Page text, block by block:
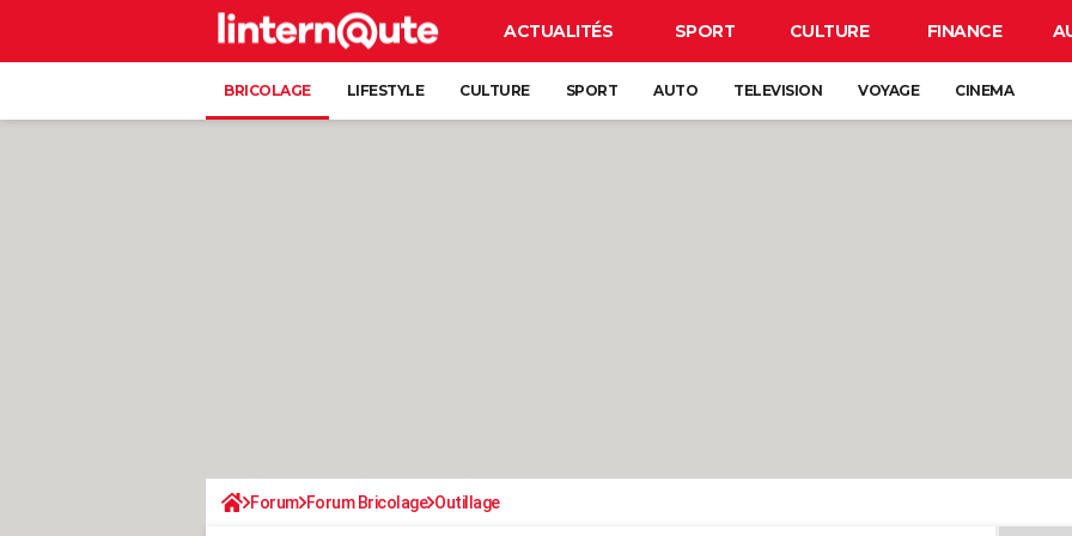
ACTUALITÉS SPORT CULTURE FINANCE
BRICOLAGE LIFESTYLE CULTURE SPORT AUTO TELEVISION VOYAGE CINEMA
Forum Forum Bricolage Outillage